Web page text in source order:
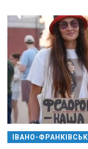
ІВАНО-ФРАНКІВСЬК